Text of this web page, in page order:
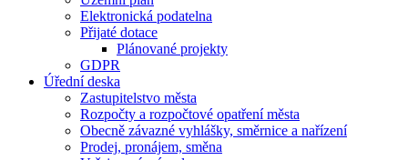
Elektronická podatelna
Přijaté dotace
Plánované projekty
GDPR
Úřední deska
Zastupitelstvo města
Rozpočty a rozpočtové opatření města
Obecně závazné vyhlášky, směrnice a nařízení
Prodej, pronájem, směna